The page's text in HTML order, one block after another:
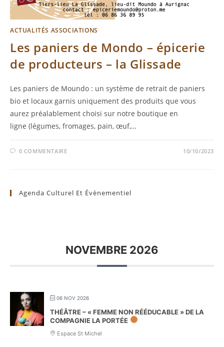
ACTUALITÉS ASSOCIATIONS
Les paniers de Mondo – épicerie
de producteurs – la Glissade
Les paniers de Moundo : un système de retrait de paniers
bio et locaux garnis uniquement des produits que vous
aurez préalablement choisi sur notre boutique en
ligne (légumes, fromages, pain, œuf,…
0 COMMENTAIRE 10/10/2023
Agenda Culturel Et Évènementiel
NOVEMBRE 2026
06 NOV 2026
THÉÂTRE – « FEMME NON RÉÉDUCABLE » DE LA
COMPAGNIE LA PORTÉE
Espace St Michel